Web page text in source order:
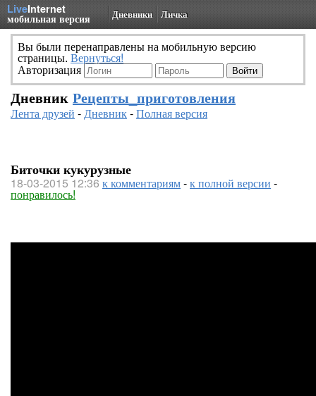
LiveInternet
мобильная версия Дневники Личка
Вы были перенаправлены на мобильную версию
страницы. Вернуться!
Авторизация
Дневник Рецепты_приготовления
Лента друзей -Дневник-Полная версия
Биточки кукурузные
18-03-2015 12:36 к комментариям-к полной версии -
понравилось!